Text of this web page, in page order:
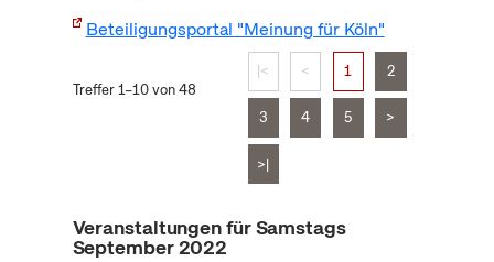
Beteiligungsportal "Meinung für Köln"
Treffer 1–10 von 48
|< < 1 2
3 4 5 >
>|
Veranstaltungen für Samstags
September 2022